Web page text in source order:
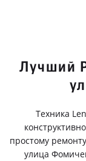
Лучший
Техника
простому
улица